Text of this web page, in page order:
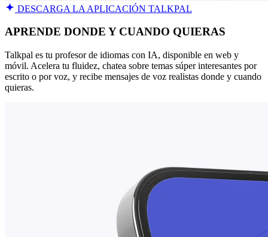
DESCARGA LA APLICACIÓN TALKPAL
APRENDE DONDE Y CUANDO QUIERAS
Talkpal es tu profesor de idiomas con IA, disponible en web y
móvil. Acelera tu fluidez, chatea sobre temas súper interesantes por
escrito o por voz, y recibe mensajes de voz realistas donde y cuando
quieras.